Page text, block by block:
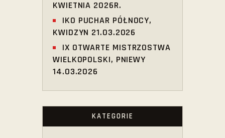
KWIETNIA 2026R.
IKO PUCHAR PÓŁNOCY,
KWIDZYN 21.03.2026
IX OTWARTE MISTRZOSTWA
WIELKOPOLSKI, PNIEWY
14.03.2026
KATEGORIE